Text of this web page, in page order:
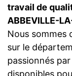
travail de
ABBEVILLE-
Nous sommes
sur le
passionnés
disponibles